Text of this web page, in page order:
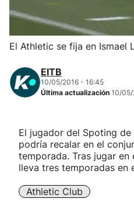
Herri-kirolak
Balonmano
Kirolak 360
Carreras de montaña
El Athletic se fija en Ismael
EITB
10/05/2016 - 16:45
Última actualización 10/05/
El jugador del Spoting
podría recalar en el
temporada. Tras jugar en
lleva tres temporadas en
Athletic Club